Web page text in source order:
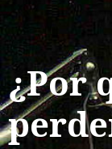
¿Por